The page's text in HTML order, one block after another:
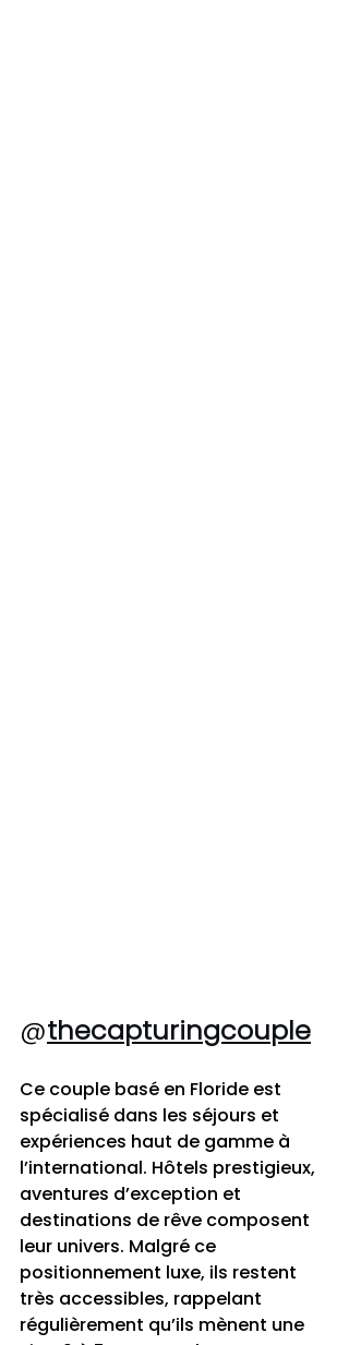
@thecapturingcouple
Ce couple basé en Floride est
spécialisé dans les séjours et
expériences haut de gamme à
l’international. Hôtels prestigieux,
aventures d’exception et
destinations de rêve composent
leur univers. Malgré ce
positionnement luxe, ils restent
très accessibles, rappelant
régulièrement qu’ils mènent une